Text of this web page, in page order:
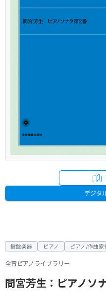
デジタ
鍵盤楽器 ピアノ ピアノ/作曲家
全音ピアノライブラリー
間宮芳生：ピアノソ